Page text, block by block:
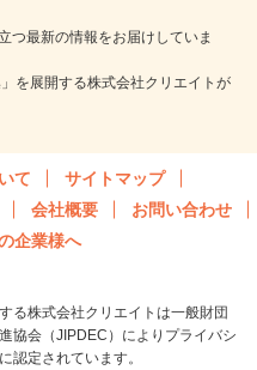
つ最新の情報をお届けしていま
を展開する株式会社クリエイトが
て
サイトマップ
会社概要
お問い合わせ
企業様へ
る株式会社クリエイトは一般財団
協会（JIPDEC）によりプライバシ
認定されています。